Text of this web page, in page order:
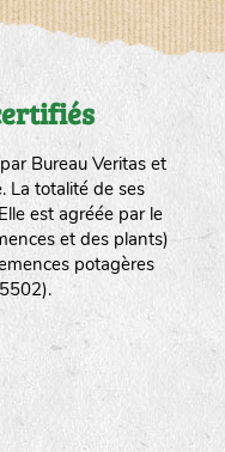
Bureau Veritas et
La totalité de ses
est agréée par le
et des plants)
potagères